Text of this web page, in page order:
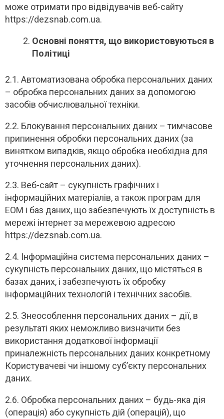
може отримати про відвідувачів веб-сайту
https://dezsnab.com.ua.
Основні поняття, що використовуються в
Політиці
2.1. Автоматизована обробка персональних даних
– обробка персональних даних за допомогою
засобів обчислювальної техніки.
2.2. Блокування персональних даних – тимчасове
припинення обробки персональних даних (за
винятком випадків, якщо обробка необхідна для
уточнення персональних даних).
2.3. Веб-сайт – сукупність графічних і
інформаційних матеріалів, а також програм для
ЕОМ і баз даних, що забезпечують їх доступність в
мережі інтернет за мережевою адресою
https://dezsnab.com.ua.
2.4. Інформаційна система персональних даних –
сукупність персональних даних, що містяться в
базах даних, і забезпечують їх обробку
інформаційних технологій і технічних засобів.
2.5. Знеособлення персональних даних – дії, в
результаті яких неможливо визначити без
використання додаткової інформації
приналежність персональних даних конкретному
Користувачеві чи іншому суб’єкту персональних
даних.
2.6. Обробка персональних даних – будь-яка дія
(операція) або сукупність дій (операцій), що